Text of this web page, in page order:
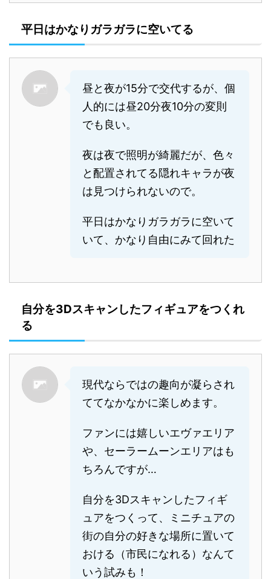
平日はかなりガラガラに空いてる
昼と夜が15分で交代するが、個
人的には昼20分夜10分の変則
でも良い。
夜は夜で照明が綺麗だが、色々
と配置されてる隠れキャラが夜
は見つけられないので。
平日はかなりガラガラに空いて
いて、かなり自由にみて回れた
自分を3Dスキャンしたフィギュアをつくれ
る
現代ならではの趣向が凝らされ
ててなかなかに楽しめます。
ファンには嬉しいエヴァエリア
や、セーラームーンエリアはも
ちろんですが…
自分を3Dスキャンしたフィギ
ュアをつくって、ミニチュアの
街の自分の好きな場所に置いて
おける（市民になれる）なんて
いう試みも！